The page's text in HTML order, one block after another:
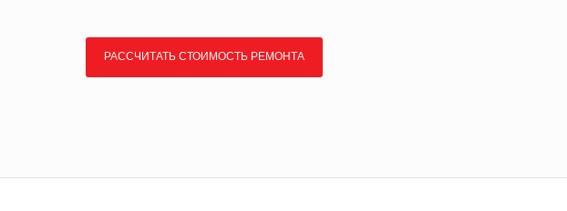
РАССЧИТАТЬ СТОИМОСТЬ РЕМОНТА